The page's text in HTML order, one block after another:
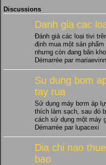
Discussions
Danh gia cac
Đánh giá các loại tivi
định mua một sản
nhưng còn đang băn
Démarrée par
Su dung bom
tay rua
Sử dụng máy bơm áp
thích làm sạch, sau đó
cách sử dụng một máy
Démarrée par lupacexi
Dia chi nao
bao